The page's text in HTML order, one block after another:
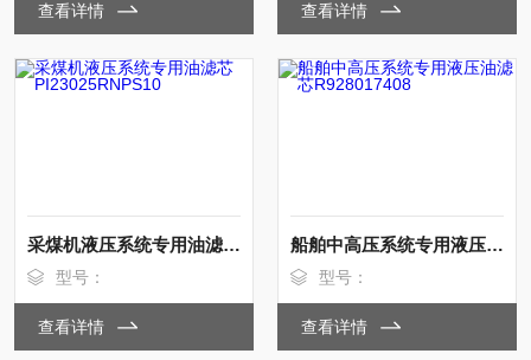
查看详情 查看详情
采煤机液压系统专用油滤芯PI23025RNPS10
型号：
查看详情
船舶中高压系统专用液压油滤芯R928017408
型号：
查看详情